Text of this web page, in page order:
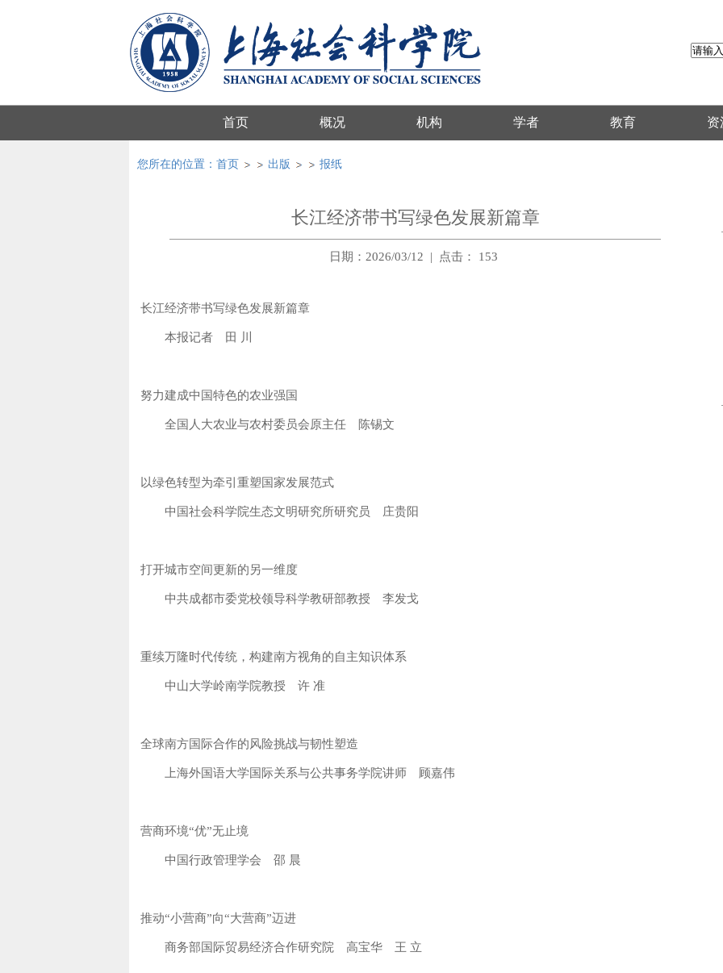
首页 概况 机构 学者 教育 资
您所在的位置： 首页 出版 报纸
长江经济带书写绿色发展新篇章
日期：2026/03/12 | 点击： 153
长江经济带书写绿色发展新篇章
本报记者 田 川
努力建成中国特色的农业强国
全国人大农业与农村委员会原主任 陈锡文
以绿色转型为牵引重塑国家发展范式
中国社会科学院生态文明研究所研究员 庄贵阳
打开城市空间更新的另一维度
中共成都市委党校领导科学教研部教授 李发戈
重续万隆时代传统，构建南方视角的自主知识体系
中山大学岭南学院教授 许 准
全球南方国际合作的风险挑战与韧性塑造
上海外国语大学国际关系与公共事务学院讲师 顾嘉伟
营商环境“优”无止境
中国行政管理学会 邵 晨
推动“小营商”向“大营商”迈进
商务部国际贸易经济合作研究院 高宝华 王 立